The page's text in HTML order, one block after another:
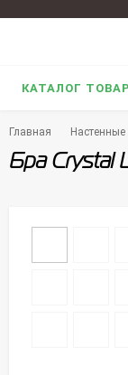
КАТАЛОГ
Главная Настенные
Бра Crystal